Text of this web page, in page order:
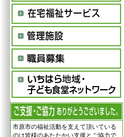
市原市の福祉活動を支えて頂いている
のは皆様のあたたかい支援とご協力で